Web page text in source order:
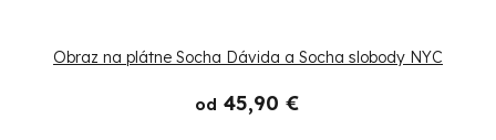
Obraz na plátne Socha Dávida a Socha slobody NYC
od 45,90 €